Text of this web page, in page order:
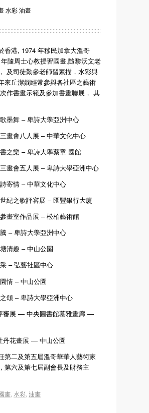
水彩 油畫
香港, 1974 年移民加拿大溫哥
隨周士心教授習國畫,隨黎沃文老
及司徒勤參老師習素描，水彩與
來丘潔嫻經常參與各社區之藝術
作書畫示範及參加書畫聯展， 其
墨舞 – 卑詩大學亞洲中心
畫會八人展 – 中華文化中心
之樂 – 卑詩大學蔡章 國館
畫會五人展 – 卑詩大學亞洲中心
寄情 – 中華文化中心
紀之歌評審展 – 匯豐銀行大廈
畫室作品展 – 松柏藝術館
– 卑詩大學亞洲中心
清趣 – 中山公園
– 弘藝社區中心
情 – 中山公園
頌 – 卑詩大學亞洲中心
審展 — 中央圖書館慕雅畫廊 —
花畫展 — 中山公園
第二及第五屆溫哥華華人藝術家
第六及第七屆副會長及財務主
畫, 水彩, 油畫